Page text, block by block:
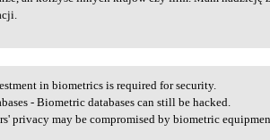
in biometrics is required for security.
- Biometric databases can still be hacked.
privacy may be compromised by biometric